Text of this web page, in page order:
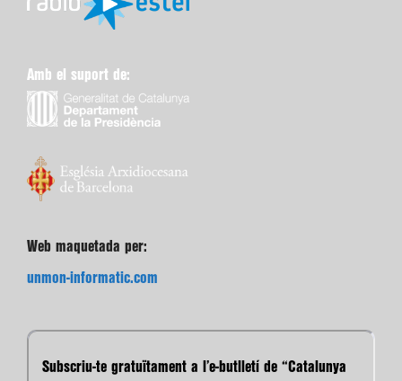
Amb el suport de:
Web maquetada per:
unmon-informatic.com
Subscriu-te gratuïtament a l’e-butlletí de “Catalunya